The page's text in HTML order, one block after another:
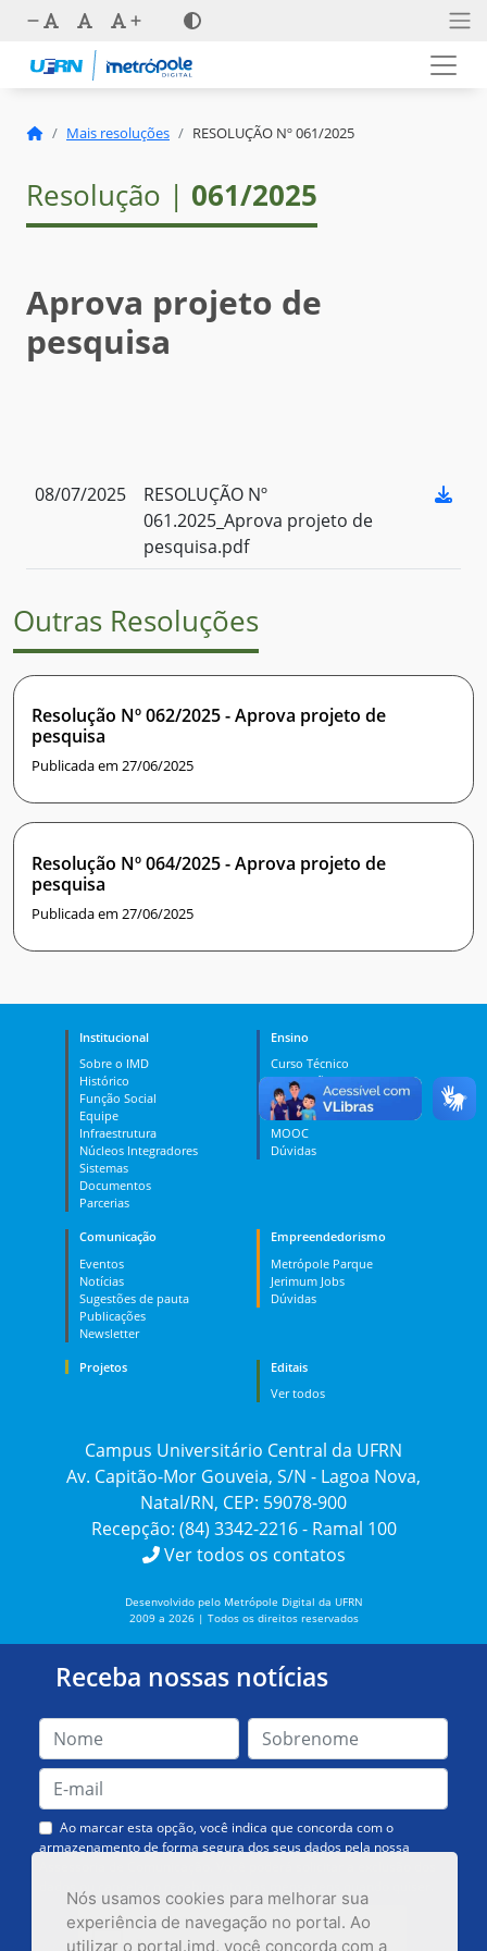
Nós usamos cookies para melhorar sua
experiência de navegação no portal. Ao
utilizar o portal.imd, você concorda com a
Mais resoluções RESOLUÇÃO Nº 061/2025
Resolução | 061/2025
Aprova projeto de
pesquisa
08/07/2025
RESOLUÇÃO Nº
061.2025_Aprova projeto de
pesquisa.pdf
Outras Resoluções
Resolução Nº 062/2025 - Aprova projeto de
pesquisa
Publicada em 27/06/2025
Resolução Nº 064/2025 - Aprova projeto de
pesquisa
Publicada em 27/06/2025
Institucional
Sobre o IMD
Histórico
Função Social
Equipe
Infraestrutura
Núcleos Integradores
Sistemas
Documentos
Parcerias
Ensino
Curso Técnico
Graduação
Pós-graduação
PES
MOOC
Dúvidas
Comunicação
Eventos
Notícias
Sugestões de pauta
Publicações
Newsletter
Empreendedorismo
Metrópole Parque
Jerimum Jobs
Dúvidas
Projetos
Editais
Ver todos
Campus Universitário Central da UFRN
Av. Capitão-Mor Gouveia, S/N - Lagoa Nova,
Natal/RN, CEP: 59078-900
Recepção: (84) 3342-2216 - Ramal 100
Ver todos os contatos
Desenvolvido pelo Metrópole Digital da UFRN
2009 a 2026 | Todos os direitos reservados
Receba nossas notícias
Ao marcar esta opção, você indica que concorda com o
armazenamento de forma segura dos seus dados pela nossa